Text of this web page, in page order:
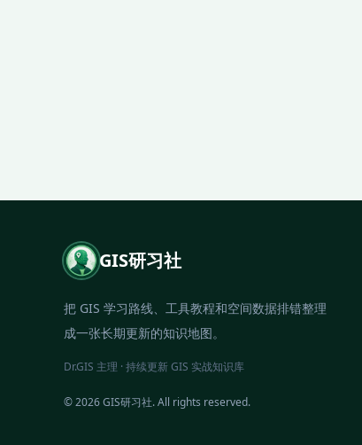
GIS研习社
把 GIS 学习路线、工具教程和空间数据排错整理
成一张长期更新的知识地图。
Dr.GIS 主理 · 持续更新 GIS 实战知识库
© 2026 GIS研习社. All rights reserved.